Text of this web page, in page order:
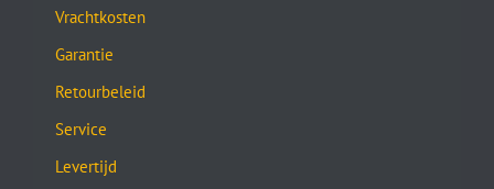
Vrachtkosten
Garantie
Retourbeleid
Service
Levertijd